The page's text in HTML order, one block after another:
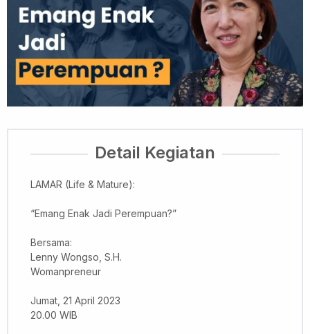
Detail Kegiatan
LAMAR (Life & Mature):
“Emang Enak Jadi Perempuan?”
Bersama:
Lenny Wongso, S.H.
Womanpreneur
Jumat, 21 April 2023
20.00 WIB